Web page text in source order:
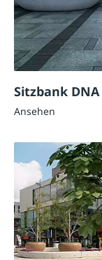
Sitzbank DNA
Ansehen